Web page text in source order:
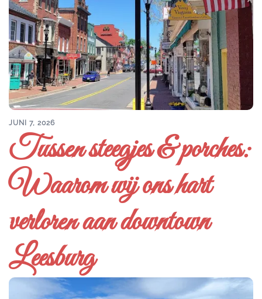
JUNI 7, 2026
Tussen steegjes & porches:
Waarom wij ons hart
verloren aan downtown
Leesburg